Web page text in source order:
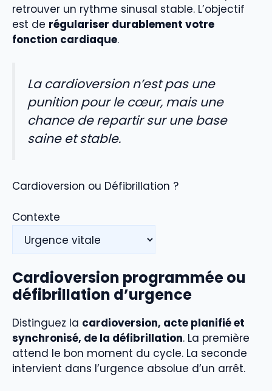
retrouver un rythme sinusal stable. L’objectif
est de régulariser durablement votre
fonction cardiaque.
La cardioversion n’est pas une
punition pour le cœur, mais une
chance de repartir sur une base
saine et stable.
Cardioversion ou Défibrillation ?
Contexte
Cardioversion programmée ou
défibrillation d’urgence
Distinguez la cardioversion, acte planifié et
synchronisé, de la défibrillation. La première
attend le bon moment du cycle. La seconde
intervient dans l’urgence absolue d’un arrêt.